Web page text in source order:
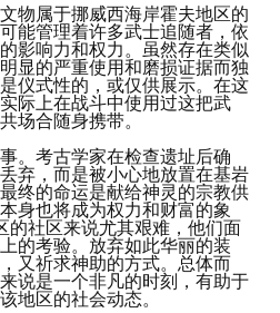
物属于挪威西海岸霍夫地区的
能管理着许多武士追随者，依
影响力和权力。虽然存在类似
显的严重使用和磨损证据而独
仪式性的，或仅供展示。在这
际上在战斗中使用过这把武
场合随身携带。
。考古学家在检查遗址后确
弃，而是被小心地放置在基岩
终的命运是献给神灵的宗教供
身也将成为权力和财富的象
的社区来说尤其艰难，他们面
的考验。放弃如此华丽的装
又祈求神助的方式。总体而
说是一个非凡的时刻，有助于
地区的社会动态。